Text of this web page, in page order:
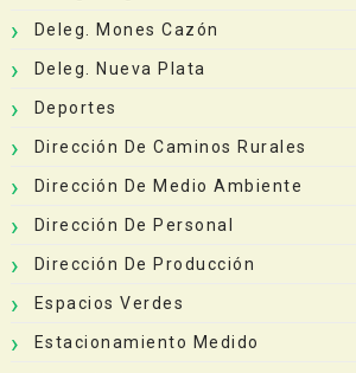
Deleg. Mones Cazón
Deleg. Nueva Plata
Deportes
Dirección De Caminos Rurales
Dirección De Medio Ambiente
Dirección De Personal
Dirección De Producción
Espacios Verdes
Estacionamiento Medido